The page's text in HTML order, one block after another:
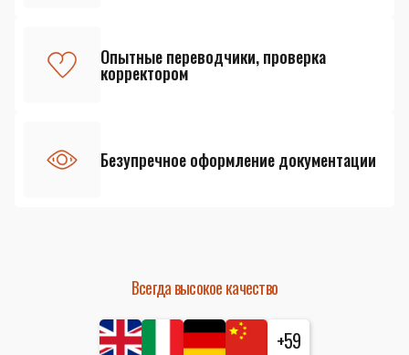
Опытные переводчики, проверка
корректором
Безупречное оформление документации
Всегда высокое качество
+59